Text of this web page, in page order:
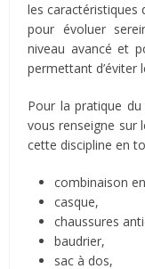
les caractéristiques
pour évoluer
niveau avancé et
permettant d’éviter
Pour la pratique
vous renseigne sur
cette discipline en
combinaison
casque,
chaussures
baudrier,
sac à dos,